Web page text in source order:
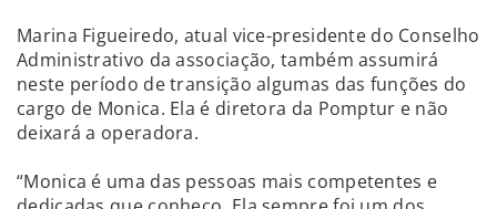
Marina Figueiredo, atual vice-presidente do Conselho
Administrativo da associação, também assumirá
neste período de transição algumas das funções do
cargo de Monica. Ela é diretora da Pomptur e não
deixará a operadora.
“Monica é uma das pessoas mais competentes e